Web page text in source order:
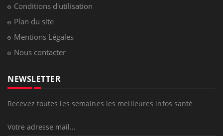
Conditions d'utilisation
Plan du site
Mentions Légales
Nous contacter
NEWSLETTER
Recevez toutes les semaines les meilleures infos santé